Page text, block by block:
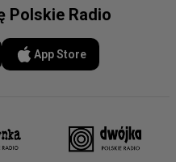
Polskie Radio
App Store